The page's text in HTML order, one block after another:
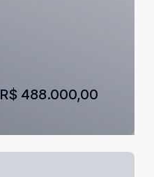
R$ 488.000,00